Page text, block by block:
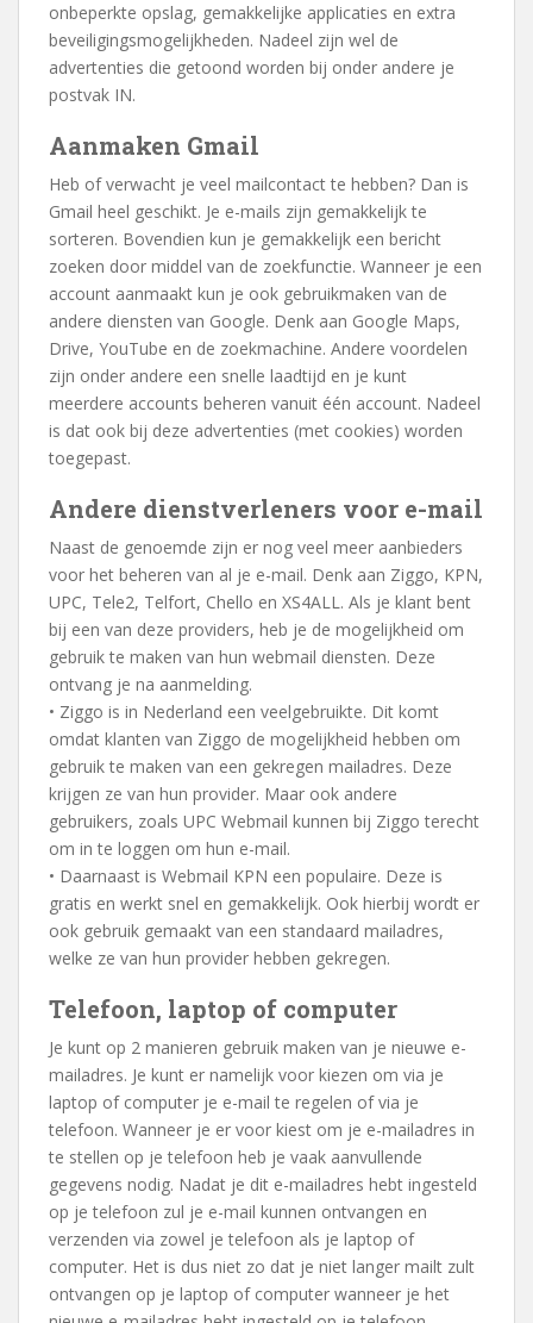
onbeperkte opslag, gemakkelijke applicaties en extra
beveiligingsmogelijkheden. Nadeel zijn wel de
advertenties die getoond worden bij onder andere je
postvak IN.
Aanmaken Gmail
Heb of verwacht je veel mailcontact te hebben? Dan is
Gmail heel geschikt. Je e-mails zijn gemakkelijk te
sorteren. Bovendien kun je gemakkelijk een bericht
zoeken door middel van de zoekfunctie. Wanneer je een
account aanmaakt kun je ook gebruikmaken van de
andere diensten van Google. Denk aan Google Maps,
Drive, YouTube en de zoekmachine. Andere voordelen
zijn onder andere een snelle laadtijd en je kunt
meerdere accounts beheren vanuit één account. Nadeel
is dat ook bij deze advertenties (met cookies) worden
toegepast.
Andere dienstverleners voor e-mail
Naast de genoemde zijn er nog veel meer aanbieders
voor het beheren van al je e-mail. Denk aan Ziggo, KPN,
UPC, Tele2, Telfort, Chello en XS4ALL. Als je klant bent
bij een van deze providers, heb je de mogelijkheid om
gebruik te maken van hun webmail diensten. Deze
ontvang je na aanmelding.
• Ziggo is in Nederland een veelgebruikte. Dit komt
omdat klanten van Ziggo de mogelijkheid hebben om
gebruik te maken van een gekregen mailadres. Deze
krijgen ze van hun provider. Maar ook andere
gebruikers, zoals UPC Webmail kunnen bij Ziggo terecht
om in te loggen om hun e-mail.
• Daarnaast is Webmail KPN een populaire. Deze is
gratis en werkt snel en gemakkelijk. Ook hierbij wordt er
ook gebruik gemaakt van een standaard mailadres,
welke ze van hun provider hebben gekregen.
Telefoon, laptop of computer
Je kunt op 2 manieren gebruik maken van je nieuwe e-
mailadres. Je kunt er namelijk voor kiezen om via je
laptop of computer je e-mail te regelen of via je
telefoon. Wanneer je er voor kiest om je e-mailadres in
te stellen op je telefoon heb je vaak aanvullende
gegevens nodig. Nadat je dit e-mailadres hebt ingesteld
op je telefoon zul je e-mail kunnen ontvangen en
verzenden via zowel je telefoon als je laptop of
computer. Het is dus niet zo dat je niet langer mailt zult
ontvangen op je laptop of computer wanneer je het